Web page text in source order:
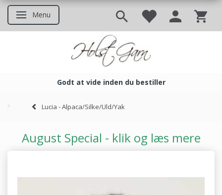
Skifte navigation
Menu
Godt at vide inden du bestiller
Lucia - Alpaca/Silke/Uld/Yak
August Special - klik og læs mere